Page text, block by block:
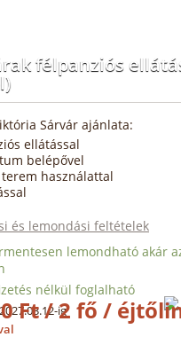
félpanziós
Sárvár ajánlata:
ellátással
belépővel
használattal
és lemondási feltételek
lemondható akár
nélkül foglalható
ig
Ft / 2 fő / éjtől